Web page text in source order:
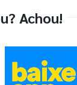
Achou!